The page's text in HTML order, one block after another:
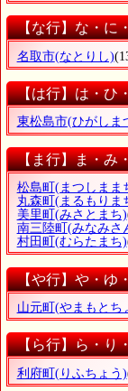
【な行】な・に
名取市(なとりし)
【は行】は・ひ
東松島市(ひがしま
【ま行】ま・み
松島町 (まつしまま
丸森町 (まるもりま
美里町 (みさとまち)
南三陸町 (みなみさ
村田町 (むらたまち)
【や行】や・ゆ
山元町 (やまもとち
【ら行】ら・り
利府町(りふちょう)